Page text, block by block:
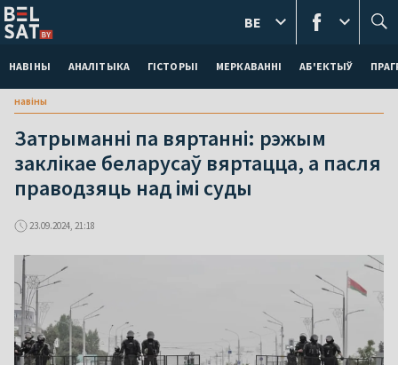
НАВІНЫ АНАЛІТЫКА ГІСТОРЫІ МЕРКАВАННI АБ'ЕКТЫЎ
BE
навіны
Затрыманні па вяртанні: рэжым
заклікае беларусаў вяртацца, а пасля
праводзяць над імі суды
23.09.2024, 21:18